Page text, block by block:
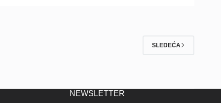
SLEDEĆA
NEWSLETTER